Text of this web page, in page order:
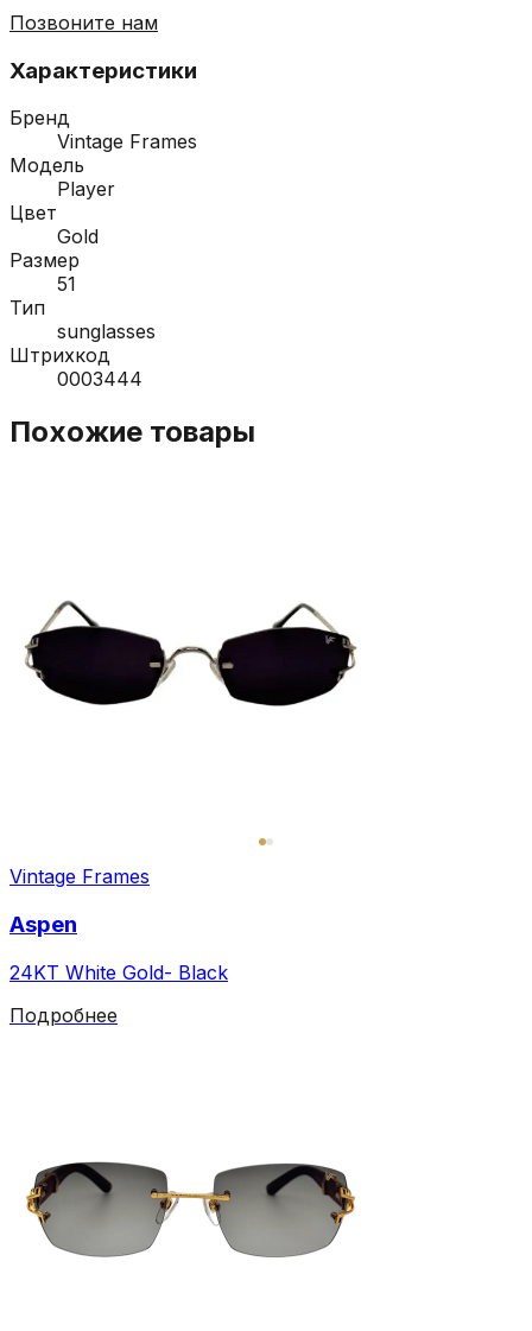
Позвоните нам
Характеристики
Бренд
Vintage Frames
Модель
Player
Цвет
Gold
Размер
51
Тип
sunglasses
Штрихкод
0003444
Похожие товары
Vintage Frames
Aspen
24KT White Gold- Black
Подробнее